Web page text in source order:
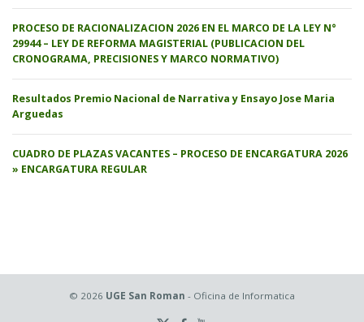
PROCESO DE RACIONALIZACION 2026 EN EL MARCO DE LA LEY N°
29944 – LEY DE REFORMA MAGISTERIAL (PUBLICACION DEL
CRONOGRAMA, PRECISIONES Y MARCO NORMATIVO)
Resultados Premio Nacional de Narrativa y Ensayo Jose Maria
Arguedas
CUADRO DE PLAZAS VACANTES – PROCESO DE ENCARGATURA 2026
» ENCARGATURA REGULAR
© 2026 UGE San Roman - Oficina de Informatica